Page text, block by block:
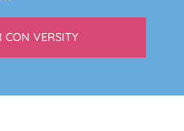
CON VERSITY